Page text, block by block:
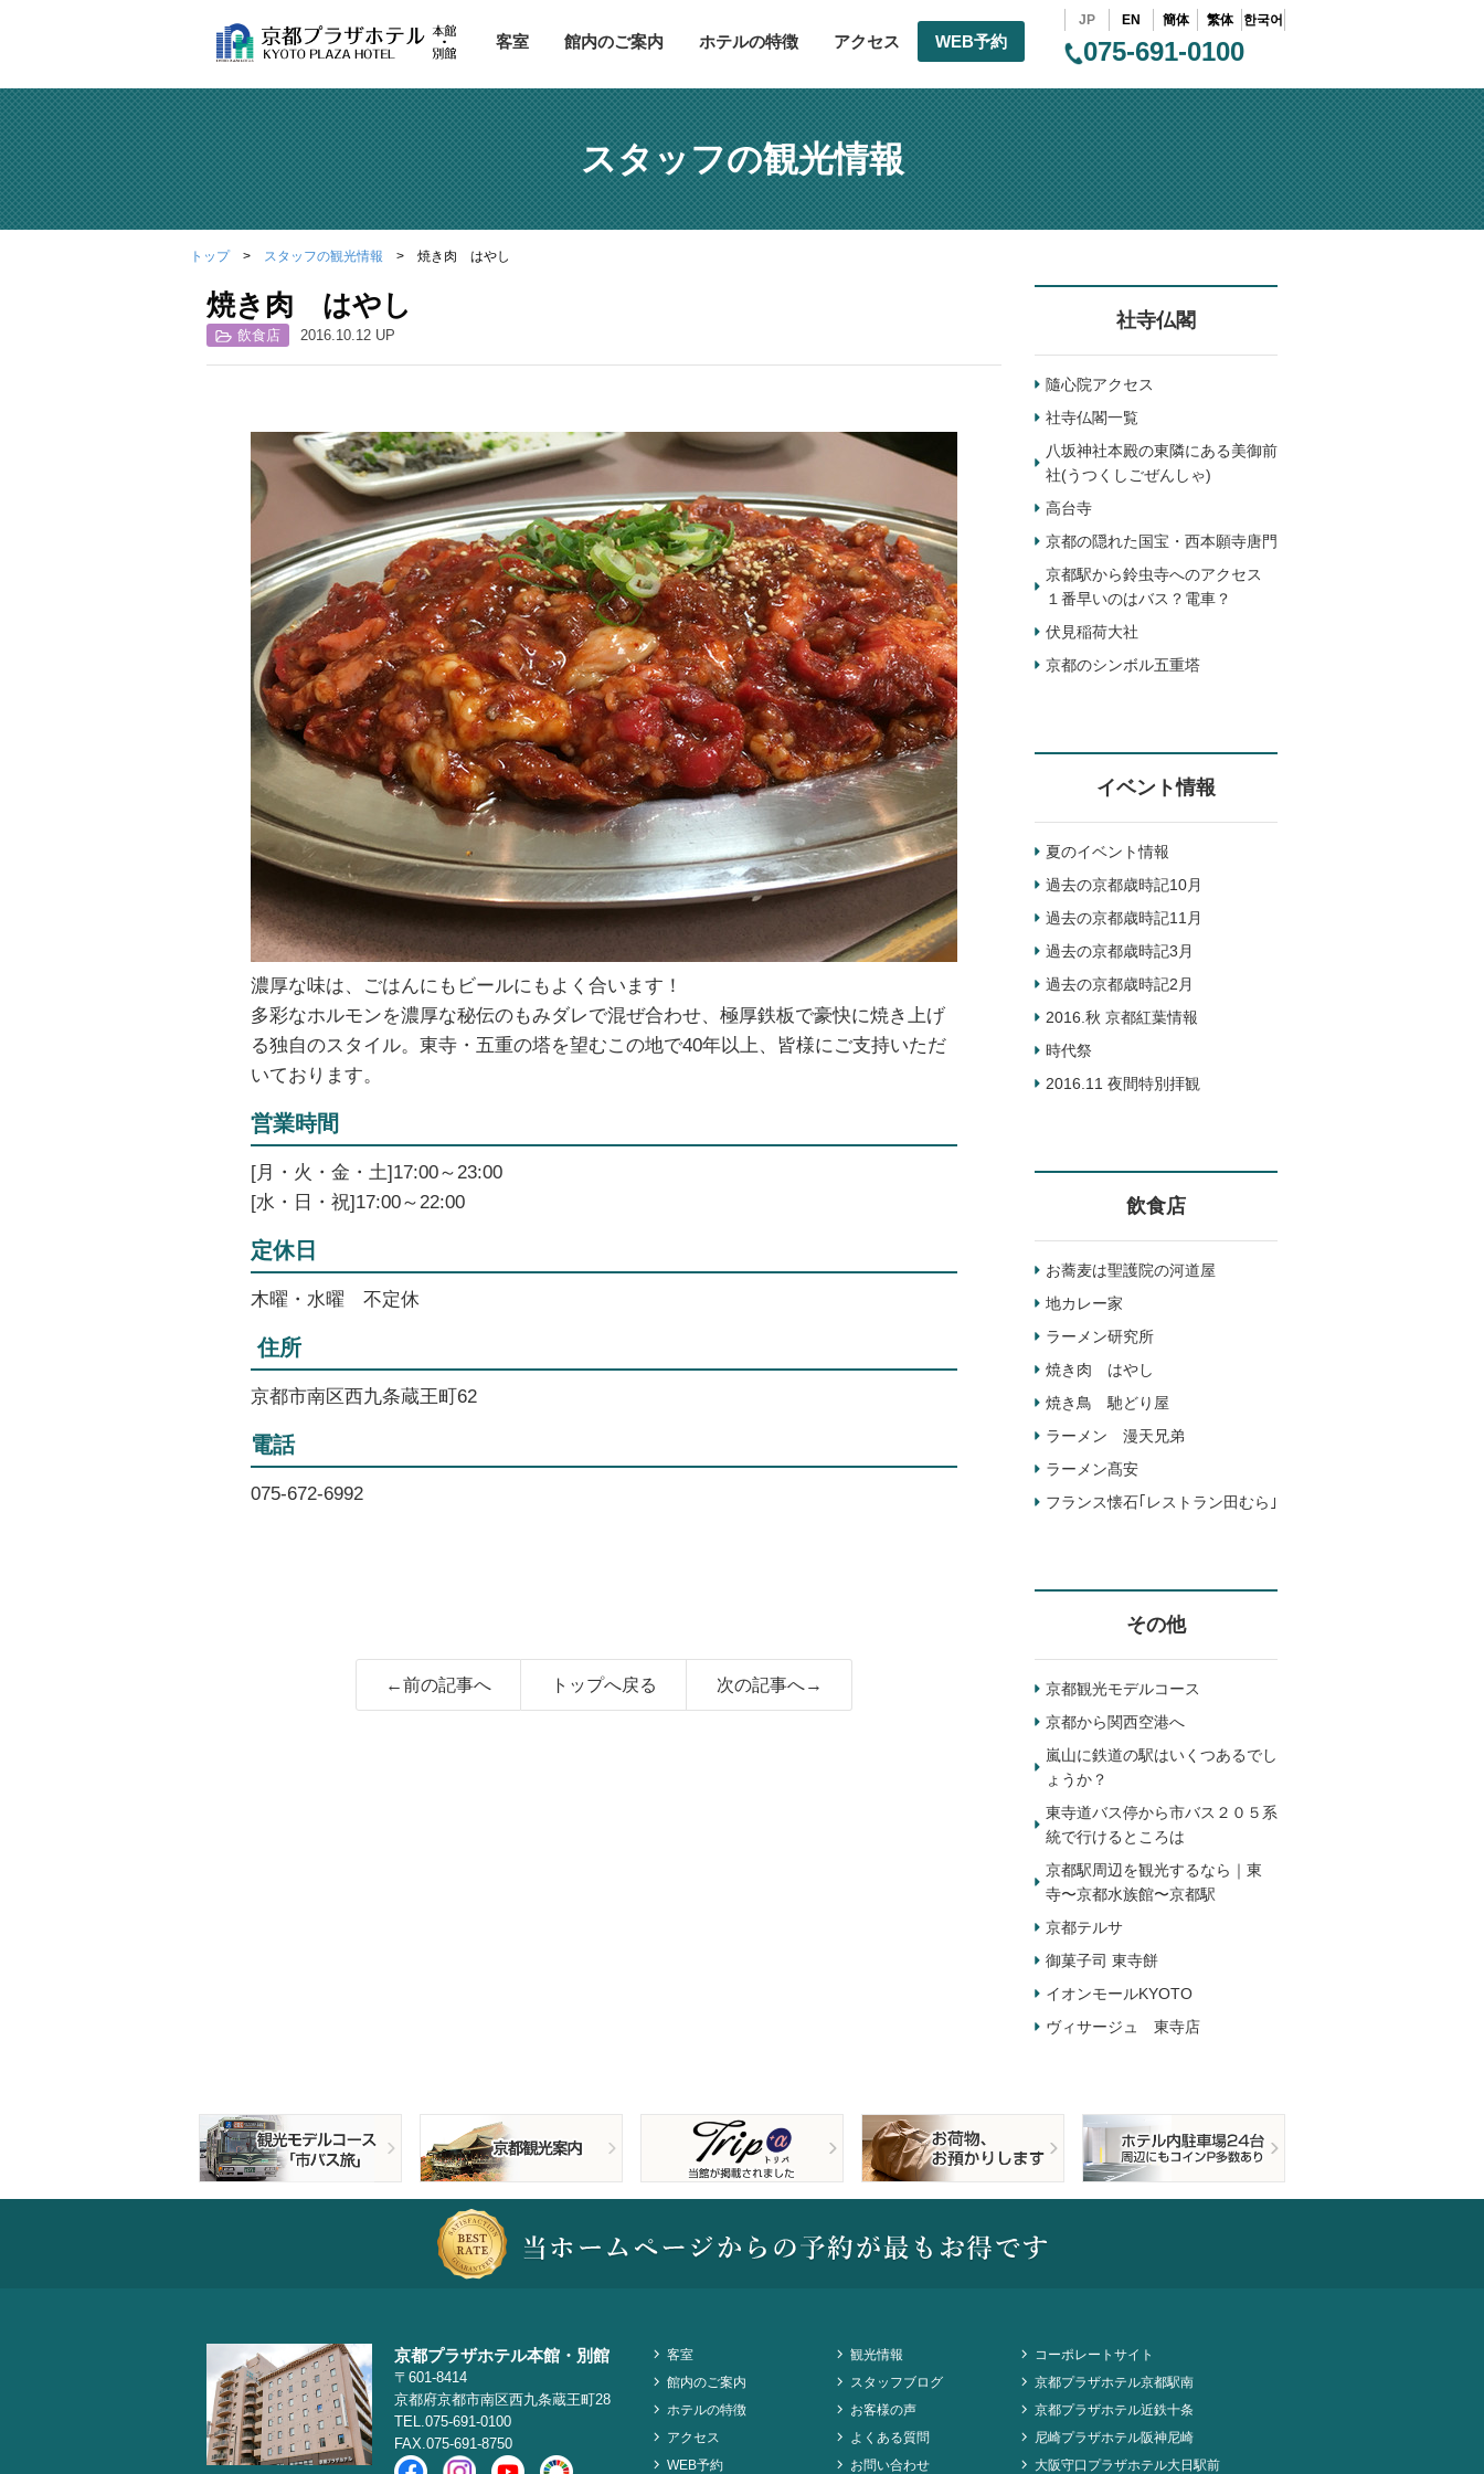
客室 館内のご案内 ホテルの特徴 アクセス WEB予約
JP EN 簡体 繁体 한국어
075-691-0100
スタッフの観光情報
トップ スタッフの観光情報 焼き肉 はやし
焼き肉 はやし
飲食店 2016.10.12 UP
濃厚な味は、ごはんにもビールにもよく合います！
多彩なホルモンを濃厚な秘伝のもみダレで混ぜ合わせ、極厚鉄板で豪快に焼き上げ
る独自のスタイル。東寺・五重の塔を望むこの地で40年以上、皆様にご支持いただ
いております。
営業時間
[月・火・金・土]17:00～23:00
[水・日・祝]17:00～22:00
定休日
木曜・水曜 不定休
住所
京都市南区西九条蔵王町62
電話
075-672-6992
←前の記事へ トップへ戻る 次の記事へ→
社寺仏閣
隨心院アクセス
社寺仏閣一覧
八坂神社本殿の東隣にある美御前
社(うつくしごぜんしゃ)
高台寺
京都の隠れた国宝・西本願寺唐門
京都駅から鈴虫寺へのアクセス
１番早いのはバス？電車？
伏見稲荷大社
京都のシンボル五重塔
イベント情報
夏のイベント情報
過去の京都歳時記10月
過去の京都歳時記11月
過去の京都歳時記3月
過去の京都歳時記2月
2016.秋 京都紅葉情報
時代祭
2016.11 夜間特別拝観
飲食店
お蕎麦は聖護院の河道屋
地カレー家
ラーメン研究所
焼き肉 はやし
焼き鳥 馳どり屋
ラーメン 漫天兄弟
ラーメン髙安
フランス懐石｢レストラン田むら｣
その他
京都観光モデルコース
京都から関西空港へ
嵐山に鉄道の駅はいくつあるでし
ょうか？
東寺道バス停から市バス２０５系
統で行けるところは
京都駅周辺を観光するなら｜東
寺〜京都水族館〜京都駅
京都テルサ
御菓子司 東寺餅
イオンモールKYOTO
ヴィサージュ 東寺店
京都プラザホテル本館・別館
〒601-8414
京都府京都市南区西九条蔵王町28
TEL.075-691-0100
FAX.075-691-8750
客室
館内のご案内
ホテルの特徴
アクセス
WEB予約
観光情報
スタッフブログ
お客様の声
よくある質問
お問い合わせ
コーポレートサイト
京都プラザホテル京都駅南
京都プラザホテル近鉄十条
尼崎プラザホテル阪神尼崎
大阪守口プラザホテル大日駅前